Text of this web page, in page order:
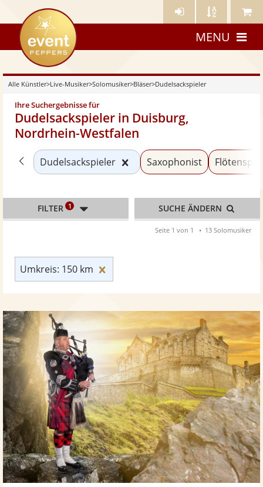
Künstler- Künstler Meine
eventpeppers
MENU
Alle Künstler>Live-Musiker>Solomusiker>Bläser>Dudelsackspieler
Ihre Suchergebnisse für
Dudelsackspieler in Duisburg,
Nordrhein-Westfalen
Zurück zu «Bläser»
Dudelsackspieler Kategorie
Saxophonist
Umkreis: 150 km
FILTER 1 SUCHE ÄNDERN
Seite 1 von 1 13 Solomusiker